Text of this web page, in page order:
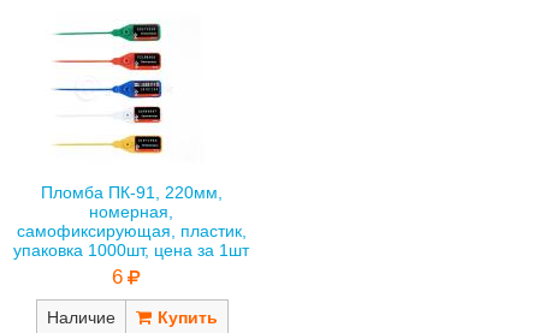
Пломба ПК-91, 220мм,
номерная,
самофиксирующая, пластик,
упаковка 1000шт, цена за 1шт
6
Наличие